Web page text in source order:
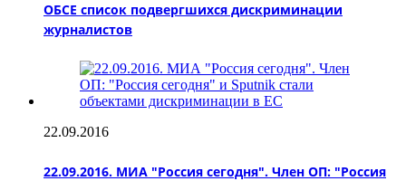
ОБСЕ список подвергшихся дискриминации
журналистов
22.09.2016
22.09.2016. МИА "Россия сегодня". Член ОП: "Россия